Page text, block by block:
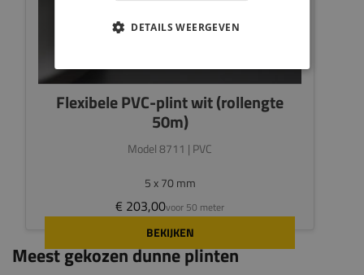
Flexibele PVC-plint wit (rollengte
50m)
Model 8711 | PVC
5 x 70 mm
€ 203,00voor 50 meter
BEKIJKEN
Meest gekozen dunne plinten
DETAILS WEERGEVEN